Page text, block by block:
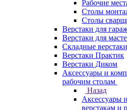
Рабочие
Столы
Столы
Верстаки для
Верстаки для
Складные
Верстаки Практик
Верстаки Диком
Аксессуары и
рабочим столам
Назад
Аксессуары
верстакам и